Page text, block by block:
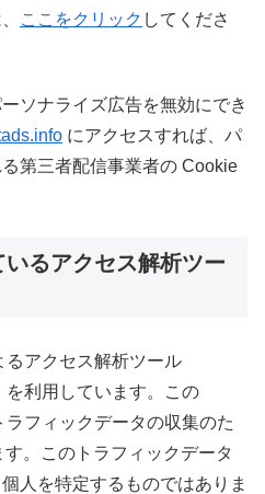
ここをクリック してくださ
ソナライズ広告を無効にでき
にアクセスすれば、パ
第三者配信事業者の Cookie
るアクセス解析ツー
アクセス解析ツール
を利用しています。この
フィックデータの収集のた
。このトラフィックデータ
人を特定するものではありま